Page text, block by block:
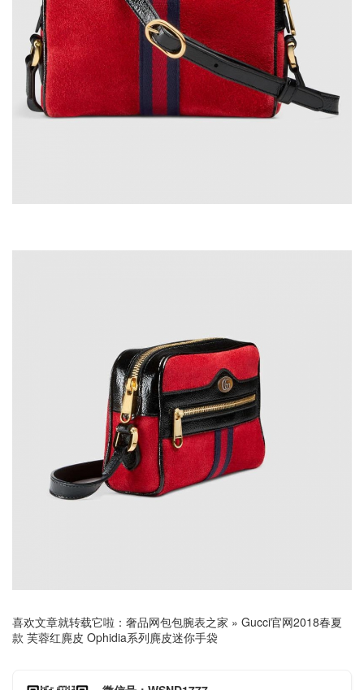
喜欢文章就转载它啦： 奢品网包包腕表之家 » Gucci官网2018春夏
款 芙蓉红麂皮 Ophidia系列麂皮迷你手袋